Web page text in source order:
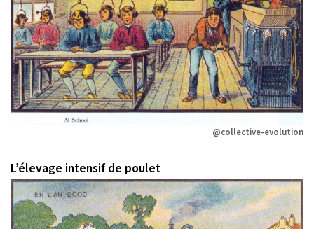
@collective-evolution
L’élevage intensif de poulet